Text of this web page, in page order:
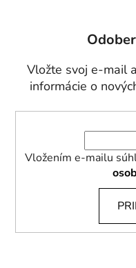
Vložte svoj e-mail
informácie o
Vložením e-mailu